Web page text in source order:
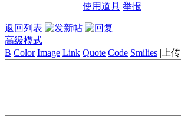
使用道具 举报
返回列表
高级模式
B Color Image Link Quote Code Smilies | 上传